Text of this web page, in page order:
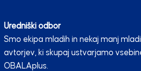
Uredniški odbor
Smo ekipa mladih in nekaj manj
avtorjev, ki skupaj ustvarjamo
OBALAplus.